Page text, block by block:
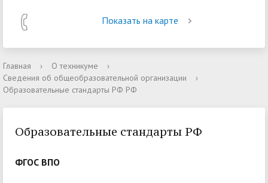
Показать на карте
Главная › О техникуме
›
Сведения об общеобразовательной организации
›
Образовательные стандарты РФ РФ
Образовательные стандарты РФ
ФГОС ВПО